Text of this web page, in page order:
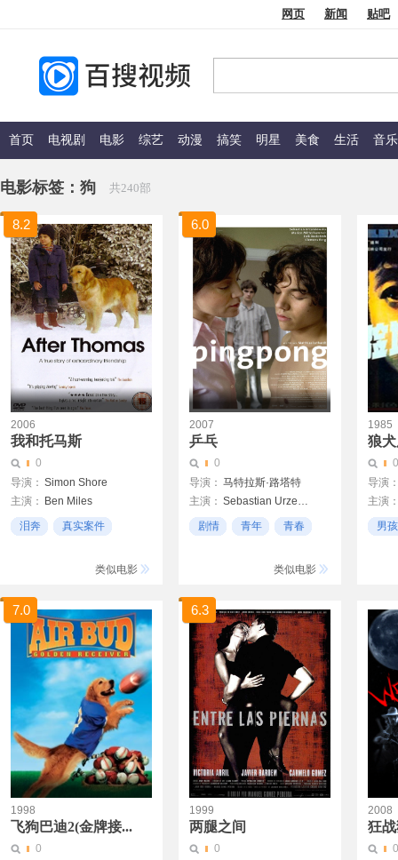
网页 新闻 贴吧
首页 电视剧 电影 综艺 动漫 搞笑 明星 美食 生活 音乐
电影标签： 狗 共240部
8.2
2006
我和托马斯
0
导演： Simon Shore
主演：
Ben Miles
Keeley Hawes
泪奔
真实案件
类似电影
6.0
2007
乒乓
0
导演： 马特拉斯·路塔特
主演：
Sebastian Urzendowsky
Marion Mitterhammer
剧情 青年 青春
类似电影
1985
狼
0
导演
主演
男
7.0
1998
飞狗巴迪2(金牌接...
0
6.3
1999
两腿之间
0
2008
狂
0